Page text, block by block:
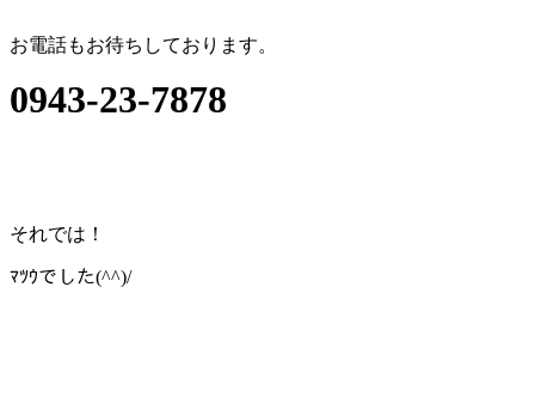
お電話もお待ちしております。
0943-23-7878
それでは！
ﾏﾂｳでした(^^)/